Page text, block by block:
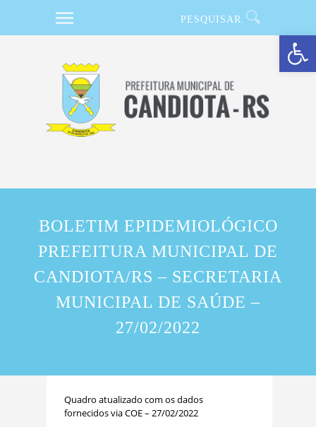
Barra de Ferramentas Aberta
BOLETIM EPIDEMIOLÓGICO
PREFEITURA MUNICIPAL DE
CANDIOTA/RS – SECRETARIA
MUNICIPAL DE SAÚDE –
27/02/2022
Quadro atualizado com os dados
fornecidos via COE – 27/02/2022